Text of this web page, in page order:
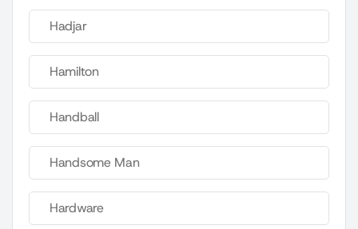
Hadjar
Hamilton
Handball
Handsome Man
Hardware